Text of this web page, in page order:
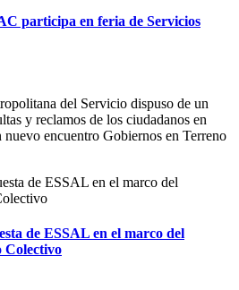
participa en feria de Servicios
del Servicio dispuso de un
y reclamos de los ciudadanos en
nuevo encuentro Gobiernos en Terreno
de ESSAL en el marco del
Colectivo